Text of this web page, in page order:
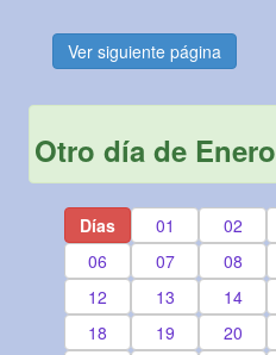
Ver siguiente página
Otro día de Enero
Días 01 02
06
07 08
12
13 14
18
19 20